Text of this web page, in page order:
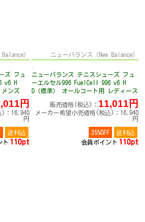
）
ズ フュ
v6 H
メンズ
円
)：16,940
円
送料込
ト 110pt
ニューバランス（New Balance）
ニューバランス テニスシューズ フュ
ーエルセル996 FuelCell 996 v6 H
D（標準） オールコート用 レディース
販売価格(税込)： 11,011円
メーカー希望小売価格(税込)：16,940
円
35%OFF
送料込
会員ポイント 110pt